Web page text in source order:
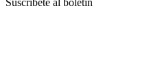
Suscríbete al boletín